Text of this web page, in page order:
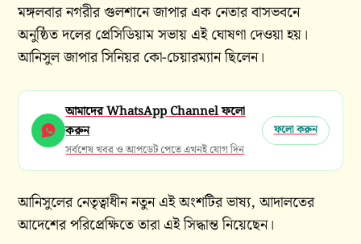
মঙ্গলবার নগরীর গুলশানে জাপার এক নেতার বাসভবনে
অনুষ্ঠিত দলের প্রেসিডিয়াম সভায় এই ঘোষণা দেওয়া হয়।
আনিসুল জাপার সিনিয়র কো-চেয়ারম্যান ছিলেন।
আমাদের WhatsApp Channel ফলো
করুন
সর্বশেষ খবর ও আপডেট পেতে এখনই যোগ দিন
ফলো করুন
আনিসুলের নেতৃত্বাধীন নতুন এই অংশটির ভাষ্য, আদালতের
আদেশের পরিপ্রেক্ষিতে তারা এই সিদ্ধান্ত নিয়েছেন।